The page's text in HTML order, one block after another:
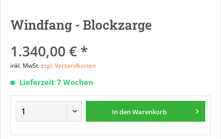
Windfang - Blockzarge
1.340,00 € *
inkl. MwSt.zzgl. Versandkosten
Lieferzeit 7 Wochen
In denWarenkorb